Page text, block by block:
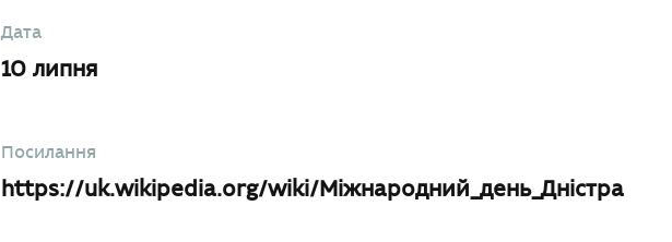
Дата
10 липня
Посилання
https://uk.wikipedia.org/wiki/Міжнародний_день_Дністра